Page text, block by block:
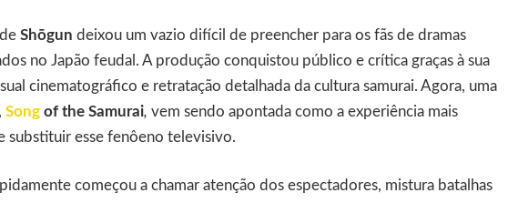
deShōgun deixou um vazio difícil de preencher para os fãs de dramas
no Japão feudal. A produção conquistou público e crítica graças à sua
cinematográfico e retratação detalhada da cultura samurai. Agora, uma
Song of the Samurai, vem sendo apontada como a experiência mais
substituir esse fenôeno televisivo.
começou a chamar atenção dos espectadores, mistura batalhas